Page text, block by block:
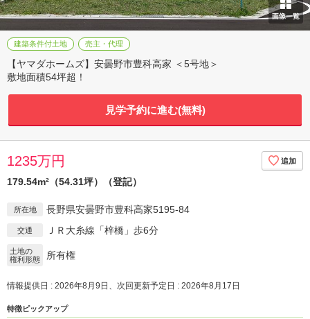
建築条件付土地 売主・代理
【ヤマダホームズ】安曇野市豊科高家 ＜5号地＞
敷地面積54坪超！
見学予約に進む(無料)
1235万円
179.54m²（54.31坪）（登記）
所在地 長野県安曇野市豊科高家5195‐84
交通 ＪＲ大糸線「梓橋」歩6分
土地の
権利形態
所有権
情報提供日 : 2026年8月9日、次回更新予定日 : 2026年8月17日
特徴ピックアップ